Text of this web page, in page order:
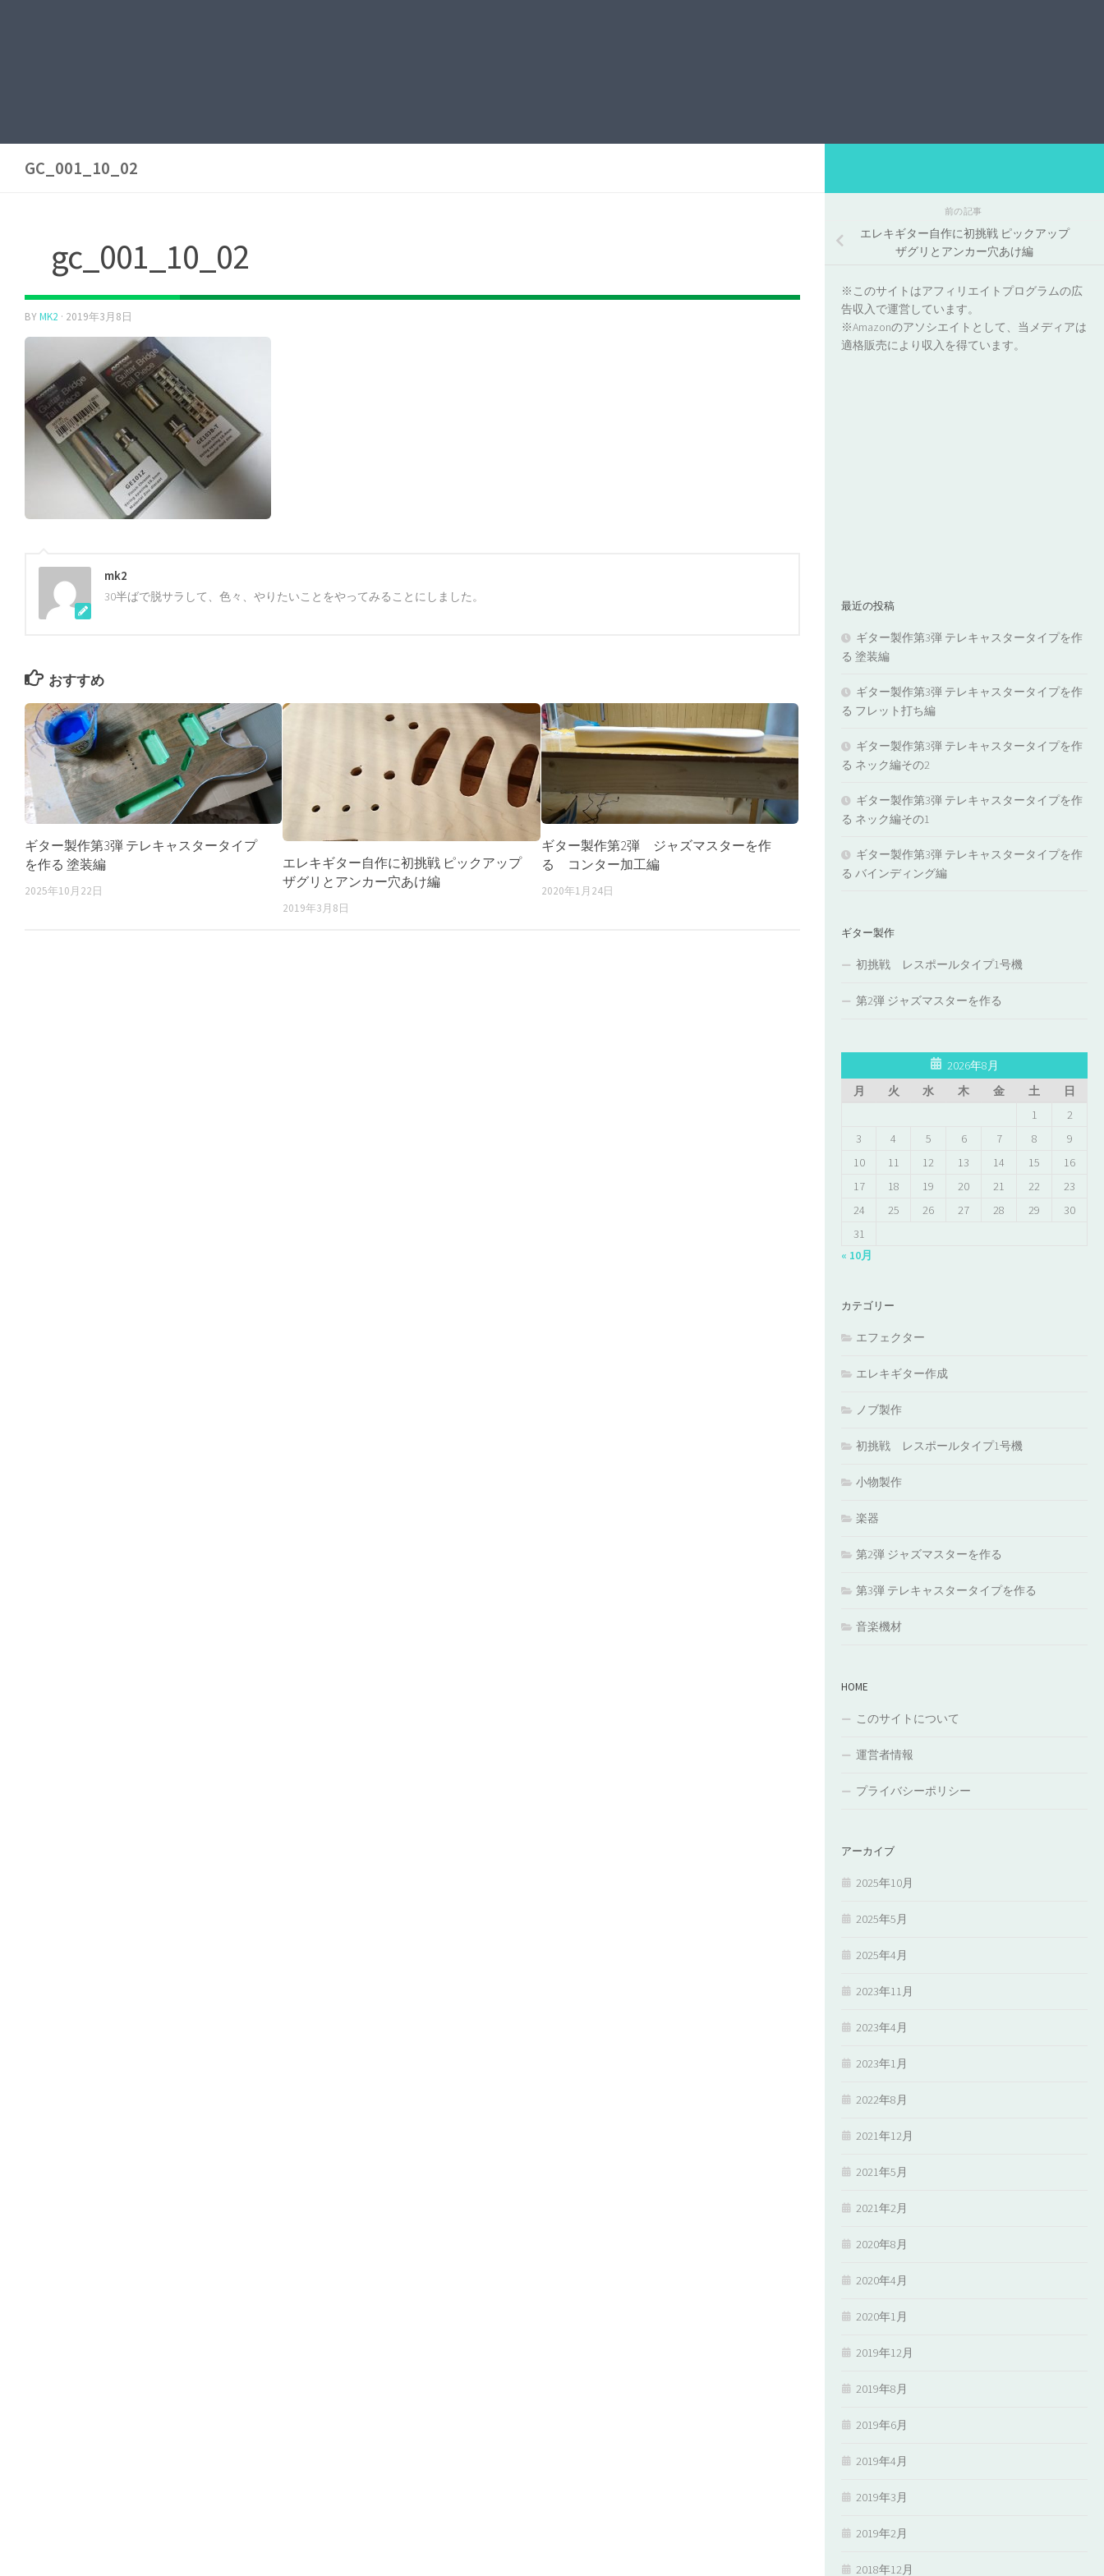
GC_001_10_02
gc_001_10_02
BYMK2 · 2019年3月8日
mk2
30半ばで脱サラして、色々、やりたいことをやってみることにしました。
おすすめ
ギター製作第3弾 テレキャスタータイプ
を作る 塗装編
2025年10月22日
エレキギター自作に初挑戦 ピックアップ
ザグリとアンカー穴あけ編
2019年3月8日
ギター製作第2弾 ジャズマスターを作
る コンター加工編
2020年1月24日
前の記事
エレキギター自作に初挑戦 ピックアップ
ザグリとアンカー穴あけ編
※このサイトはアフィリエイトプログラムの広
告収入で運営しています。
※Amazonのアソシエイトとして、当メディアは
適格販売により収入を得ています。
最近の投稿
ギター製作第3弾 テレキャスタータイプを作
る 塗装編
ギター製作第3弾 テレキャスタータイプを作
る フレット打ち編
ギター製作第3弾 テレキャスタータイプを作
る ネック編その2
ギター製作第3弾 テレキャスタータイプを作
る ネック編その1
ギター製作第3弾 テレキャスタータイプを作
る バインディング編
ギター製作
初挑戦 レスポールタイプ1号機
第2弾 ジャズマスターを作る
2026年8月
月
火 水 木 金 土
日
1
2
3
4 5 6 7 8
9
10
11 12 13 14 15
16
17
18 19 20 21 22
23
24
25 26 27 28 29
30
31
« 10月
カテゴリー
エフェクター
エレキギター作成
ノブ製作
初挑戦 レスポールタイプ1号機
小物製作
楽器
第2弾 ジャズマスターを作る
第3弾 テレキャスタータイプを作る
音楽機材
HOME
このサイトについて
運営者情報
プライバシーポリシー
アーカイブ
2025年10月
2025年5月
2025年4月
2023年11月
2023年4月
2023年1月
2022年8月
2021年12月
2021年5月
2021年2月
2020年8月
2020年4月
2020年1月
2019年12月
2019年8月
2019年6月
2019年4月
2019年3月
2019年2月
2018年12月